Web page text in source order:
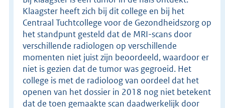
Klaagster heeft zich bij dit college en bij het
Centraal Tuchtcollege voor de Gezondheidszorg op
het standpunt gesteld dat de MRI-scans door
verschillende radiologen op verschillende
momenten niet juist zijn beoordeeld, waardoor er
niet is gezien dat de tumor was gegroeid. Het
college is met de radioloog van oordeel dat het
openen van het dossier in 2018 nog niet betekent
dat de toen gemaakte scan daadwerkelijk door